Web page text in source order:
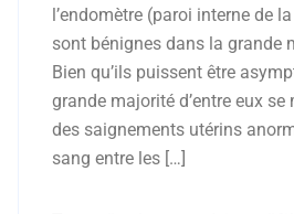
l’endomètre (paroi interne de
sont bénignes dans la grande
Bien qu’ils puissent être
grande majorité d’entre eux
des saignements utérins
sang entre les […]